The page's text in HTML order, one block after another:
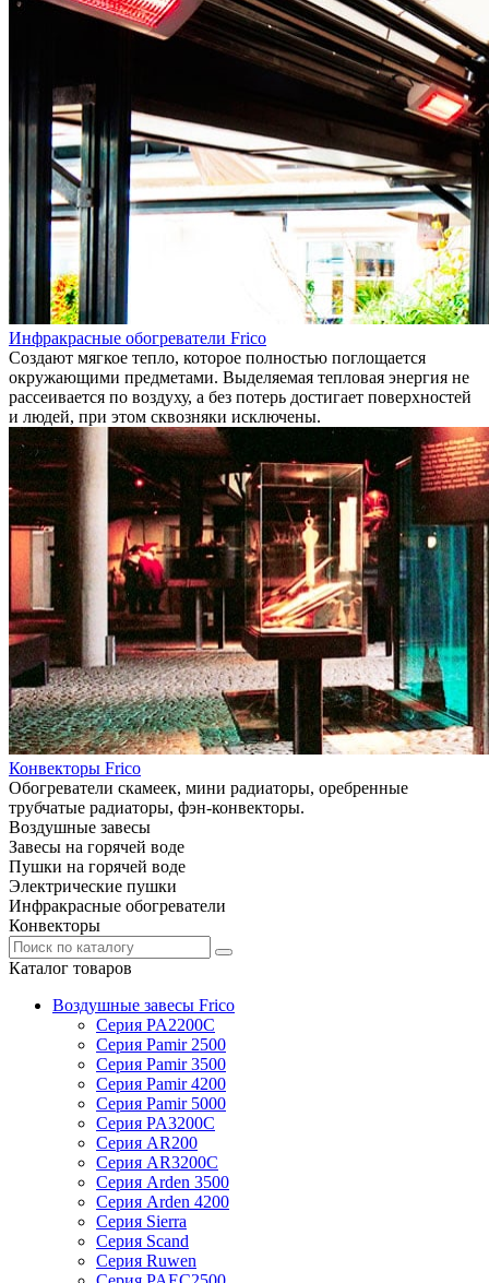
Инфракрасные обогреватели Frico
Создают мягкое тепло, которое полностью поглощается
окружающими предметами. Выделяемая тепловая энергия не
рассеивается по воздуху, а без потерь достигает поверхностей
и людей, при этом сквозняки исключены.
Конвекторы Frico
Обогреватели скамеек, мини радиаторы, оребренные
трубчатые радиаторы, фэн-конвекторы.
Воздушные завесы
Завесы на горячей воде
Пушки на горячей воде
Электрические пушки
Инфракрасные обогреватели
Конвекторы
Каталог товаров
Воздушные завесы Frico
Серия PA2200C
Серия Pamir 2500
Серия Pamir 3500
Серия Pamir 4200
Серия Pamir 5000
Серия PA3200C
Серия AR200
Серия AR3200C
Серия Arden 3500
Серия Arden 4200
Серия Sierra
Серия Scand
Серия Ruwen